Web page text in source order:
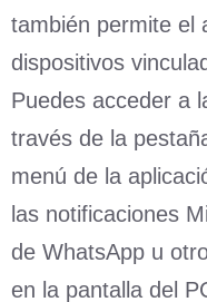
también permite el
dispositivos
Puedes acceder a
través de la
menú de la
las notificaciones
de WhatsApp u
en la pantalla del